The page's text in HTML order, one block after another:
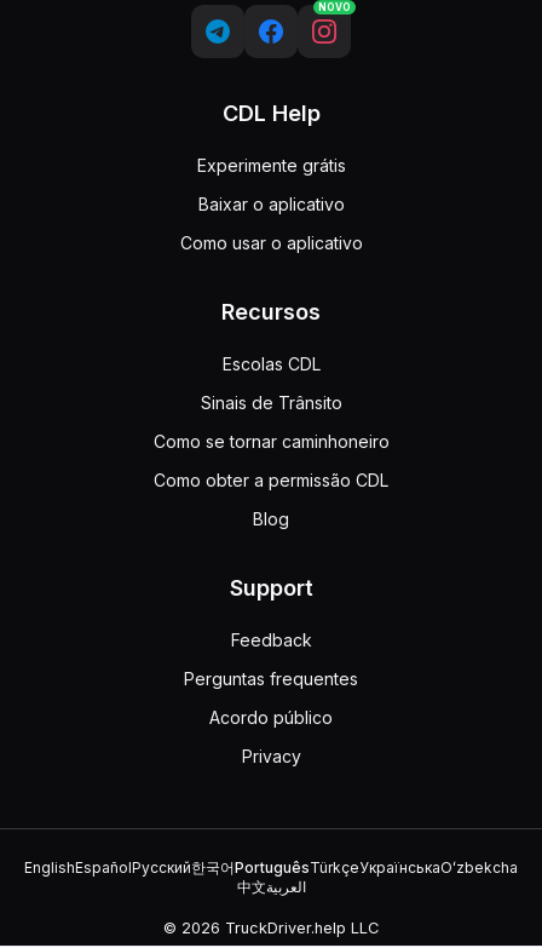
NOVO
CDL Help
Experimente grátis
Baixar o aplicativo
Como usar o aplicativo
Recursos
Escolas CDL
Sinais de Trânsito
Como se tornar caminhoneiro
Como obter a permissão CDL
Blog
Support
Feedback
Perguntas frequentes
Acordo público
Privacy
EnglishEspañolРусский한국어PortuguêsTürkçeУкраїнськаOʻzbekcha
中文العربية
© 2026 TruckDriver.help LLC